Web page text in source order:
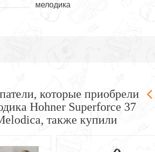
мелодика
которые приобрели
Hohner Superforce 37
также купили